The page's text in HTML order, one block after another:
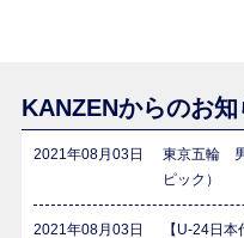
KANZENからのお知
2021年08月03日
東京五輪
ピック）
2021年08月03日
【U-24日